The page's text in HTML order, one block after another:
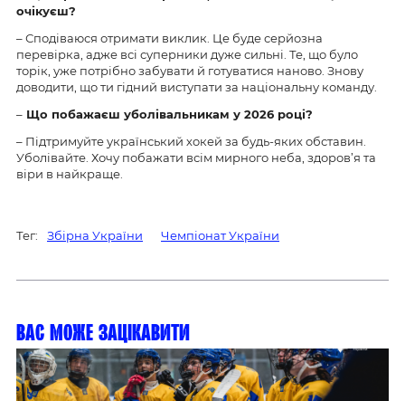
очікуєш?
– Сподіваюся отримати виклик. Це буде серйозна
перевірка, адже всі суперники дуже сильні. Те, що було
торік, уже потрібно забувати й готуватися наново. Знову
доводити, що ти гідний виступати за національну команду.
– Що побажаєш уболівальникам у 2026 році?
– Підтримуйте український хокей за будь-яких обставин.
Уболівайте. Хочу побажати всім мирного неба, здоров’я та
віри в найкраще.
Тег: Збірна України Чемпіонат України
Вас може зацікавити